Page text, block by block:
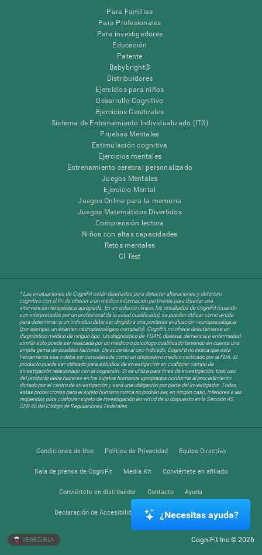
Para Familias
Para Profesionales
Para investigadores
Educación
Patente
Babybright®
Distribuidores
Ejercicios para niños
Desarrollo Cognitivo
Ejercicios Cerebrales
Sistema de Entrenamiento Individualizado (ITS)
Pruebas Mentales
Estimulación cognitiva
Ejercicios mentales
Entrenamiento cerebral personalizado
Juegos Mentales
Ejercicio Mental
Juegos Online para la memoria
Juegos Matemáticos Divertidos
Comprensión lectora
Niños con altas capacidades
Retos mentales
CI Test
* Las evaluaciones de CogniFit están diseñadas para detectar alteraciones y deterioro
cognitivo con el fin de ofrecer a un médico información pertinente para diseñar una
intervención terapéutica apropiada. En un entorno clínico, los resultados de CogniFit (cuando
son interpretados por un profesional de la salud cualificado), se pueden utilizar como ayuda
para determinar si un individuo debe ser dirigido a una posterior evaluación neuropsicológica
(por ejemplo, un examen neuropsicológico completo). CogniFit no ofrece directamente un
diagnóstico médico de ningún tipo. Un diagnóstico de TDAH, dislexia, demencia o enfermedad
similar sólo puede ser realizada por un médico o psicólogo cualificado teniendo en cuenta una
amplia gama de posibles factores. De acuerdo al uso indicado, CogniFit no indica que esta
herramienta sea o deba ser considerada como un dispositivo médico certicado por la FDA. El
producto puede ser utilizado para estudios de investigación en cualquier campo de
investigación relacionado con la cognición. Si se utiliza para fines de investigación, todo uso
del producto debe hacerse en los sujetos humanos apropiados conforme al procedimiento
dictado por el centro de investigación y será una obligación por parte del investigador. Todas
estas protecciones para el sujeto humano nunca no podrán ser, en ningún caso, inferiores a las
requeridas para cualquier sujeto de investigación en virtud de lo dispuesto en la Sección 45
CFR 46 del Código de Regulaciones Federales.
Condiciones de Uso Política de Privacidad Equipo Directivo
Sala de prensa de CogniFit Media Kit Conviértete en afiliado
Conviértete en distribuidor Contacto Ayuda
Declaración de Accesibilidad Centro de Confianza
VENEZUELA CogniFit Inc © 2026
¿Necesitas ayuda?